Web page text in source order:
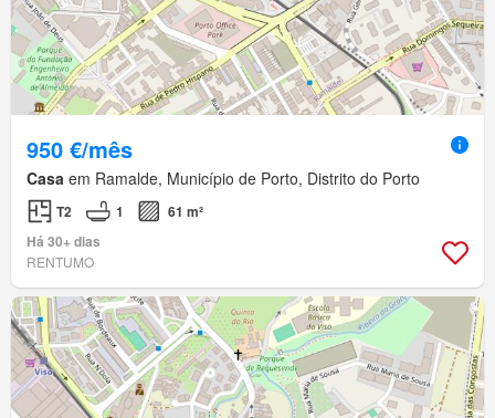
950 €/mês
Casa em Ramalde, Município de Porto, Distrito do Porto
T2 1
61 m²
Há 30+ dias
RENTUMO